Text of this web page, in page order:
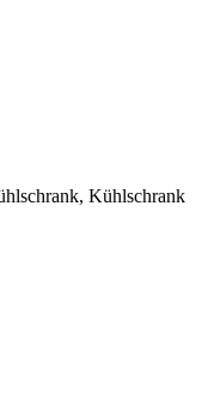
Kühlschrank